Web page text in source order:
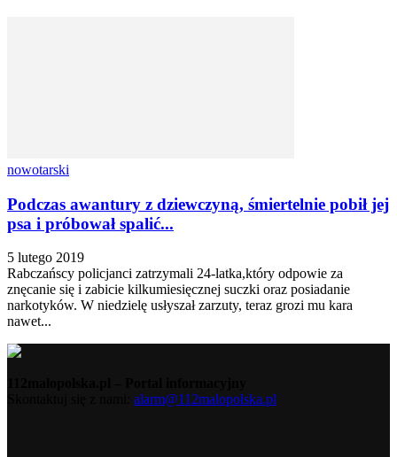
nowotarski
Podczas awantury z dziewczyną, śmiertelnie pobił jej
psa i próbował spalić...
5 lutego 2019
Rabczańscy policjanci zatrzymali 24-latka,który odpowie za
znęcanie się i zabicie kilkumiesięcznej suczki oraz posiadanie
narkotyków. W niedzielę usłyszał zarzuty, teraz grozi mu kara
nawet...
alarm@112malopolska.pl